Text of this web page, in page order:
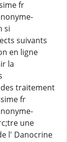
fr
si
suivants
en ligne
la
traitement
fr
une
l' Danocrine